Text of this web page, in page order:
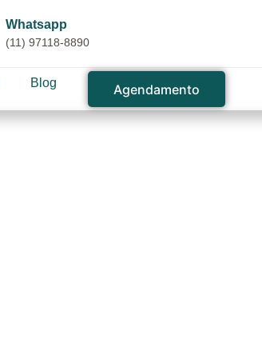
Whatsapp
(11) 97118-8890
Blog Agendamento